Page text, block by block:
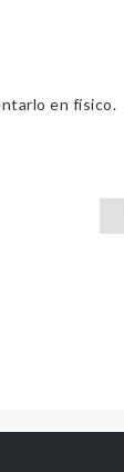
en físico.